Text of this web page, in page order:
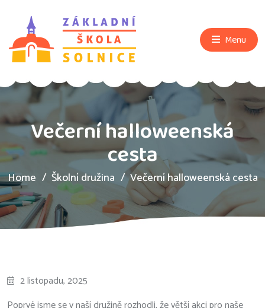
Menu
Večerní halloweenská
cesta
Home Školní družina Večerní halloweenská cesta
2 listopadu, 2025